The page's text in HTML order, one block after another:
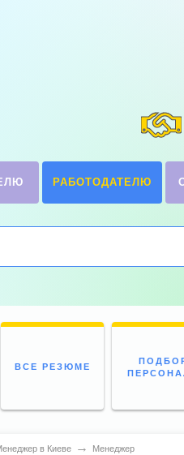
РАБОТОДАТЕЛЮ
ВСЕ РЕЗЮМЕ
в Киеве → Менеджер